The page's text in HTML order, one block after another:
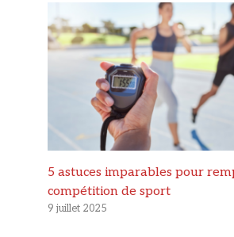
5 astuces imparables pour
compétition de sport
9 juillet 2025